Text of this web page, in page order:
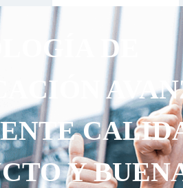
DE
Y BUENA